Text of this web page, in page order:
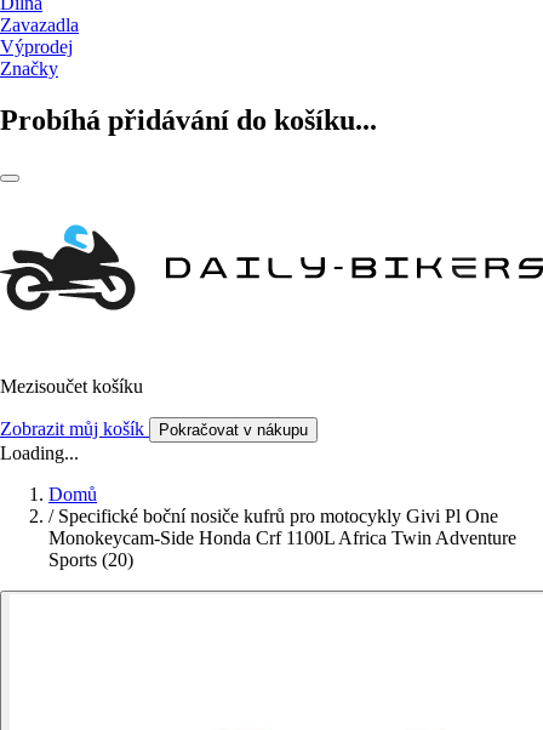
Zavazadla
Výprodej
Značky
Probíhá přidávání do košíku...
Mezisoučet košíku
Zobrazit můj košík Pokračovat v nákupu
Loading...
Domů
/ Specifické boční nosiče kufrů pro motocykly Givi Pl One
Monokeycam-Side Honda Crf 1100L Africa Twin Adventure
Sports (20)